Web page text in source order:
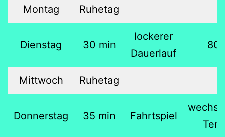
Montag Ruhetag
Dienstag 30 min
lockerer
Dauerlauf
80
Mittwoch Ruhetag
Donnerstag 35 min Fahrtspiel